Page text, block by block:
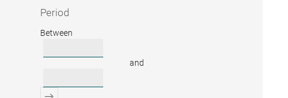
Period
Period
Between
and